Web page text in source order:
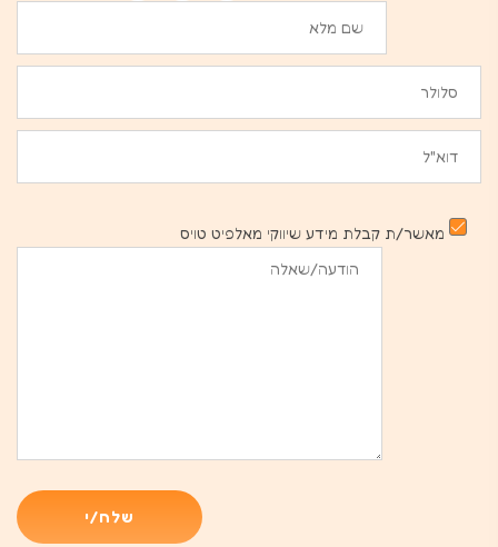
מאשר/ת קבלת מידע שיווקי מאלפיט טויס